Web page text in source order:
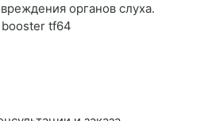
органов слуха.
booster tf64